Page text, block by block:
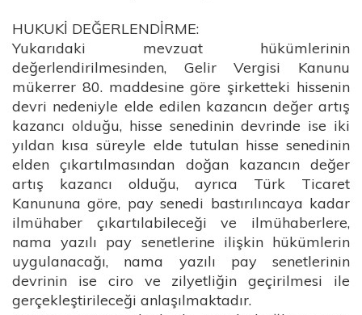
HUKUKİ DEĞERLENDİRME:
Yukarıdaki mevzuat hükümlerinin
değerlendirilmesinden, Gelir Vergisi Kanunu
mükerrer 80. maddesine göre şirketteki hissenin
devri nedeniyle elde edilen kazancın değer artış
kazancı olduğu, hisse senedinin devrinde ise iki
yıldan kısa süreyle elde tutulan hisse senedinin
elden çıkartılmasından doğan kazancın değer
artış kazancı olduğu, ayrıca Türk Ticaret
Kanununa göre, pay senedi bastırılıncaya kadar
ilmühaber çıkartılabileceği ve ilmühaberlere,
nama yazılı pay senetlerine ilişkin hükümlerin
uygulanacağı, nama yazılı pay senetlerinin
devrinin ise ciro ve zilyetliğin geçirilmesi ile
gerçekleştirileceği anlaşılmaktadır.